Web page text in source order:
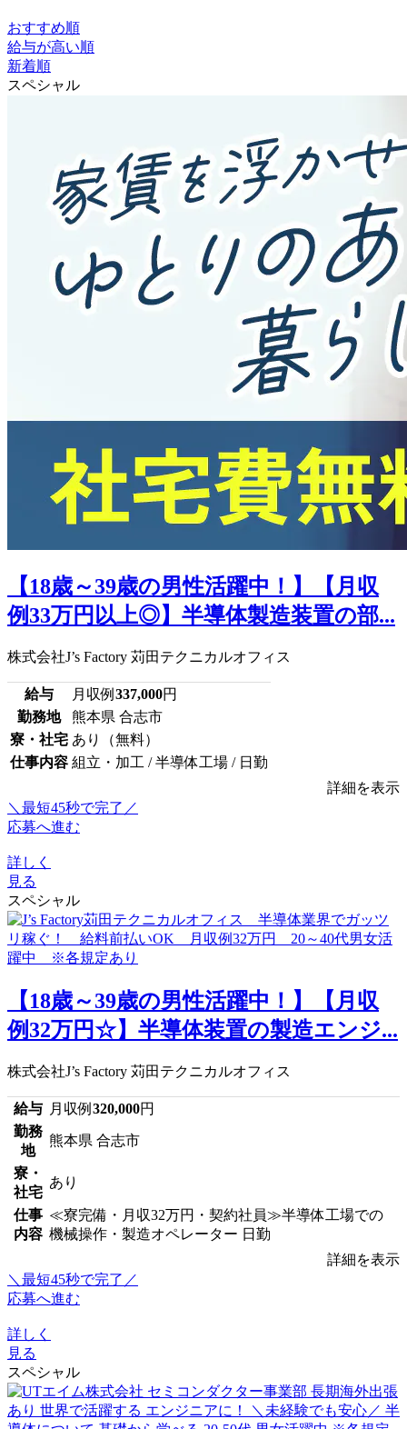
おすすめ順
給与が高い順
新着順
スペシャル
【18歳～39歳の男性活躍中！】【月収
例33万円以上◎】半導体製造装置の部...
株式会社J’s Factory 苅田テクニカルオフィス
給与 月収例 337,000円
勤務地
熊本県 合志市
寮・社宅 あり（無料）
仕事内容 組立・加工 / 半導体工場 / 日勤
詳細を表示
＼最短45秒で完了／
応募へ進む
詳しく
見る
スペシャル
【18歳～39歳の男性活躍中！】【月収
例32万円☆】半導体装置の製造エンジ...
株式会社J’s Factory 苅田テクニカルオフィス
給与 月収例 320,000円
勤務
地
熊本県 合志市
寮・
社宅
あり
仕事
内容
≪寮完備・月収32万円・契約社員≫半導体工場での
機械操作・製造オペレーター 日勤
詳細を表示
＼最短45秒で完了／
応募へ進む
詳しく
見る
スペシャル